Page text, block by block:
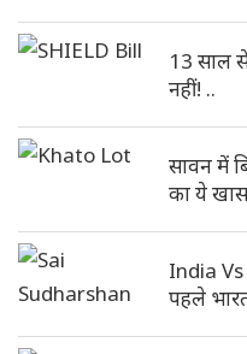
13 साल
नहीं! ..
सावन में
का ये
India Vs
पहले